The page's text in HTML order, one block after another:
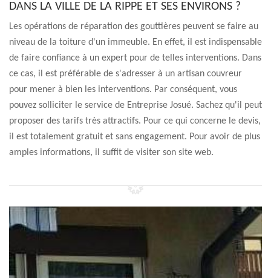
DANS LA VILLE DE LA RIPPE ET SES ENVIRONS ?
Les opérations de réparation des gouttières peuvent se faire au
niveau de la toiture d'un immeuble. En effet, il est indispensable
de faire confiance à un expert pour de telles interventions. Dans
ce cas, il est préférable de s'adresser à un artisan couvreur
pour mener à bien les interventions. Par conséquent, vous
pouvez solliciter le service de Entreprise Josué. Sachez qu'il peut
proposer des tarifs très attractifs. Pour ce qui concerne le devis,
il est totalement gratuit et sans engagement. Pour avoir de plus
amples informations, il suffit de visiter son site web.